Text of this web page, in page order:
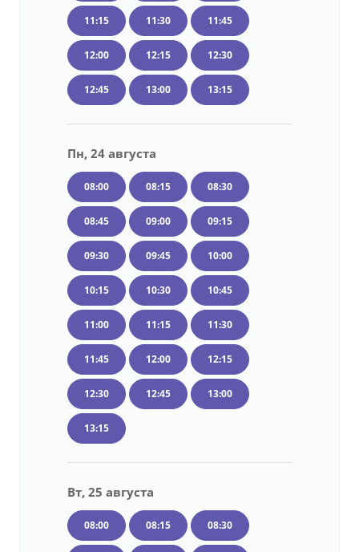
11:15 11:30 11:45
12:00 12:15 12:30
12:45 13:00 13:15
Пн, 24 августа
08:00 08:15 08:30
08:45 09:00 09:15
09:30 09:45 10:00
10:15 10:30 10:45
11:00 11:15 11:30
11:45 12:00 12:15
12:30 12:45 13:00
13:15
Вт, 25 августа
08:00 08:15 08:30